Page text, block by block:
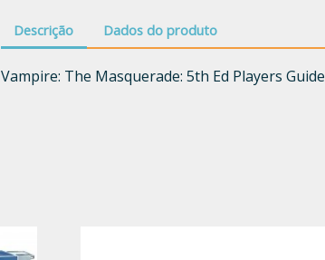
Descrição Dados do produto
Vampire: The Masquerade: 5th Ed Players Guide